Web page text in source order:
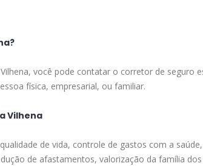
você pode contatar o corretor de seguro
física, empresarial, ou familiar.
Vilhena
de vida, controle de gastos com a
de afastamentos, valorização da família